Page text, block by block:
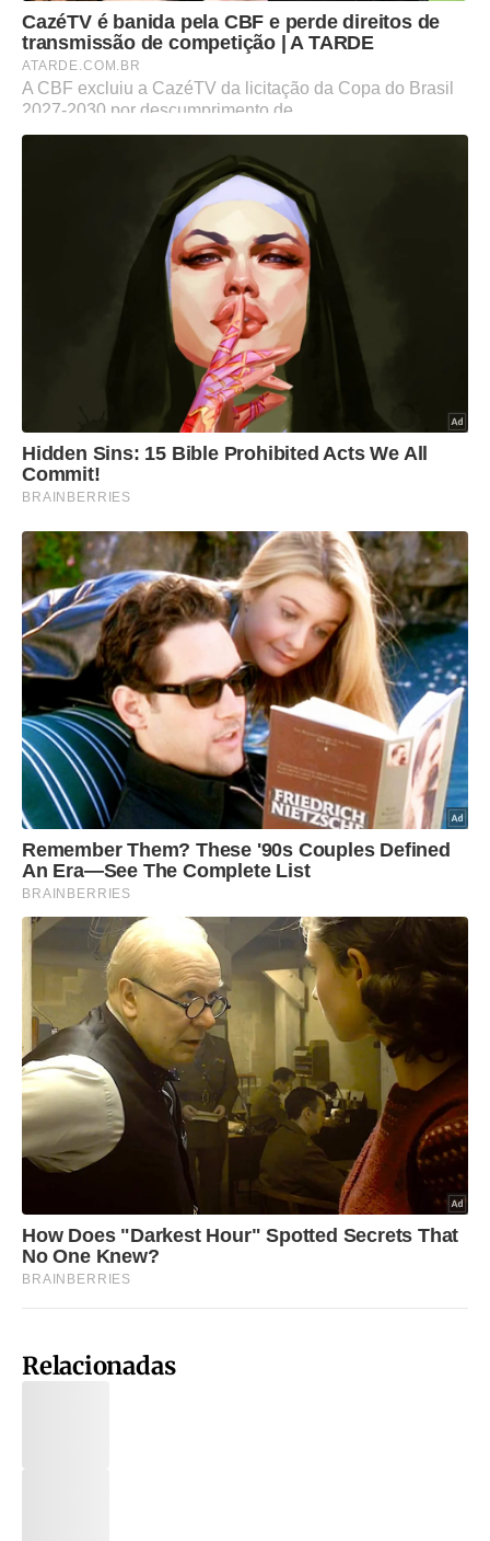
Relacionadas